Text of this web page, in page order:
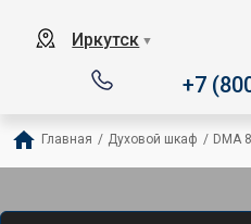
Иркутск ▼
+7
Главная / Духовой шкаф / DMA